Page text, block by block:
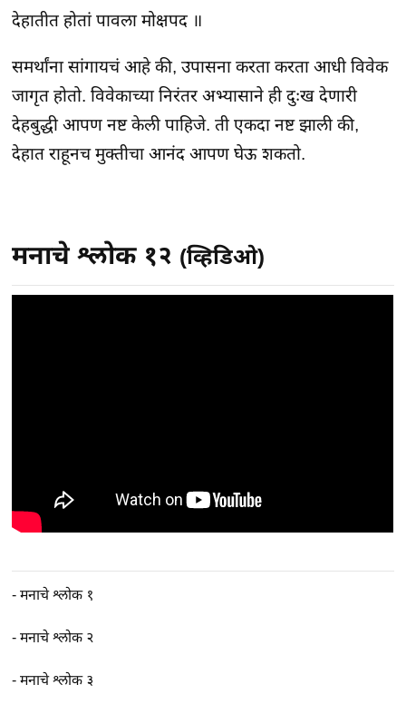
देहातीत होतां पावला मोक्षपद ॥
समर्थांना सांगायचं आहे की, उपासना करता करता आधी विवेक
जागृत होतो. विवेकाच्या निरंतर अभ्यासाने ही दुःख देणारी
देहबुद्धी आपण नष्ट केली पाहिजे. ती एकदा नष्ट झाली की,
देहात राहूनच मुक्तीचा आनंद आपण घेऊ शकतो.
मनाचे श्लोक १२ (व्हिडिओ)
-मनाचे श्लोक १
-मनाचे श्लोक २
-मनाचे श्लोक ३